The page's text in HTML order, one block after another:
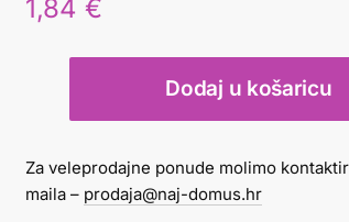
1,84 €
srebrne
količina
Dodaj u košaricu
Za veleprodajne ponude molimo
maila – prodaja@naj-domus.hr